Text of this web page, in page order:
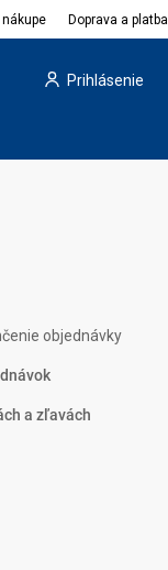
Doprava a platba
Prihlásenie
objednávky
a zľavách